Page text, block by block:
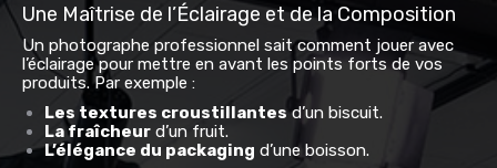
Une Maîtrise de l’Éclairage et de la Composition
Un photographe professionnel sait comment jouer avec
l’éclairage pour mettre en avant les points forts de vos
produits. Par exemple :
Les textures croustillantesd’un biscuit.
La fraîcheur d’un fruit.
L’élégance du packaging d’une boisson.